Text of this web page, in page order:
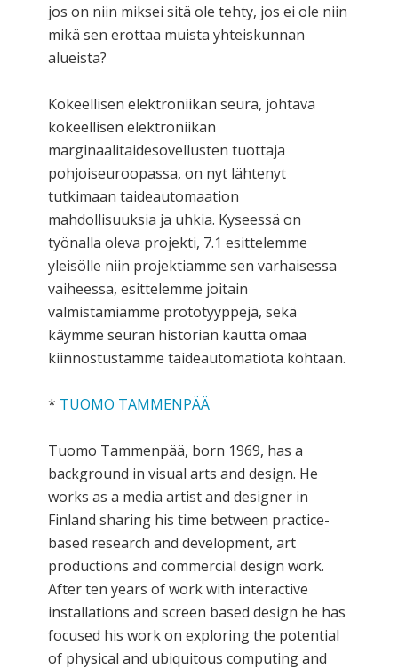
jos on niin miksei sitä ole tehty, jos ei ole niin
mikä sen erottaa muista yhteiskunnan
alueista?
Kokeellisen elektroniikan seura, johtava
kokeellisen elektroniikan
marginaalitaidesovellusten tuottaja
pohjoiseuroopassa, on nyt lähtenyt
tutkimaan taideautomaation
mahdollisuuksia ja uhkia. Kyseessä on
työnalla oleva projekti, 7.1 esittelemme
yleisölle niin projektiamme sen varhaisessa
vaiheessa, esittelemme joitain
valmistamiamme prototyyppejä, sekä
käymme seuran historian kautta omaa
kiinnostustamme taideautomatiota kohtaan.
* TUOMO TAMMENPÄÄ
Tuomo Tammenpää, born 1969, has a
background in visual arts and design. He
works as a media artist and designer in
Finland sharing his time between practice-
based research and development, art
productions and commercial design work.
After ten years of work with interactive
installations and screen based design he has
focused his work on exploring the potential
of physical and ubiquitous computing and